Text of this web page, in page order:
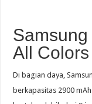
All
Di bagian daya,
berkapasitas 2900